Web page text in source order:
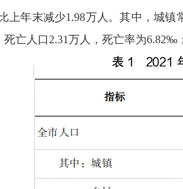
比上年末减少1.98万人。其中， 城镇
死亡人口2.31万人， 死亡率为6.82‰；